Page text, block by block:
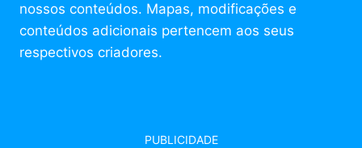
nossos conteúdos. Mapas, modificações e
conteúdos adicionais pertencem aos seus
respectivos criadores.
PUBLICIDADE